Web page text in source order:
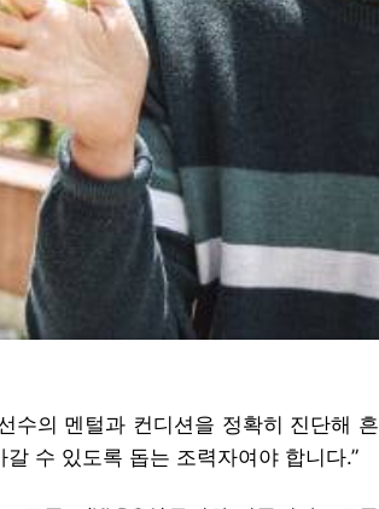
수의 멘털과 컨디션을 정확히 진단해
갈 수 있도록 돕는 조력자여야 합니다.”